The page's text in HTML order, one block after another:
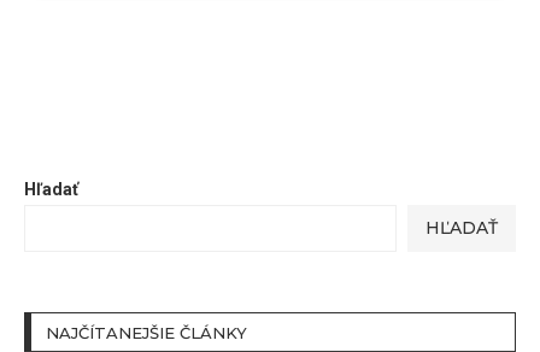
Hľadať
HĽADAŤ
NAJČÍTANEJŠIE ČLÁNKY